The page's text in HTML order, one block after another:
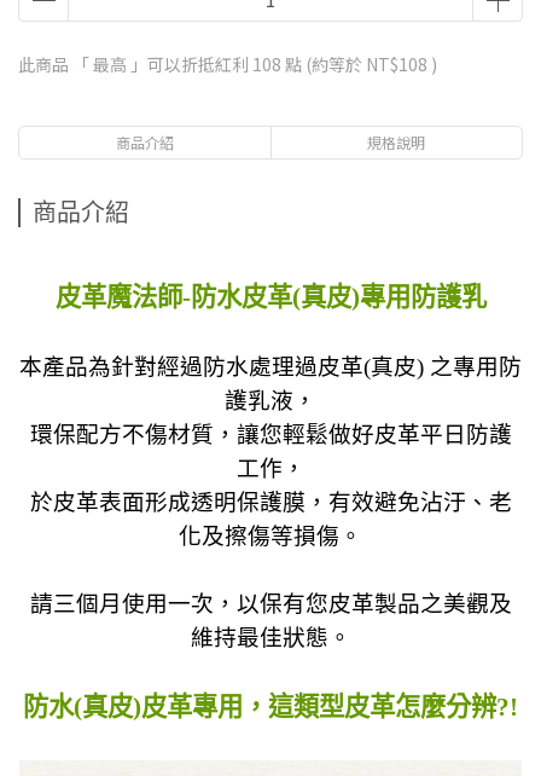
此商品 「 最高 」可以折抵紅利 108 點 (約等於 NT$108 )
商品介紹 規格說明
商品介紹
皮革魔法師-防水皮革(真皮)專用防護乳
本產品為針對經過防水處理過皮革(真皮) 之專用防
護乳液，
環保配方不傷材質，讓您輕鬆做好皮革平日防護
工作，
於皮革表面形成透明保護膜，有效避免沾汙、老
化及擦傷等損傷。
請三個月使用一次，以保有您皮革製品之美觀及
維持最佳狀態。
防水(真皮)皮革專用，這類型皮革怎麼分辨?!